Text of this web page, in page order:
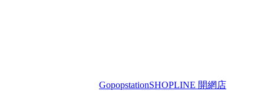
GopopstationSHOPLINE 開網店